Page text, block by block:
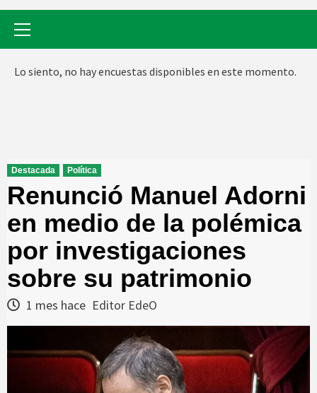
Lo siento, no hay encuestas disponibles en este momento.
Destacada Política
Renunció Manuel Adorni
en medio de la polémica
por investigaciones
sobre su patrimonio
1 mes hace Editor EdeO